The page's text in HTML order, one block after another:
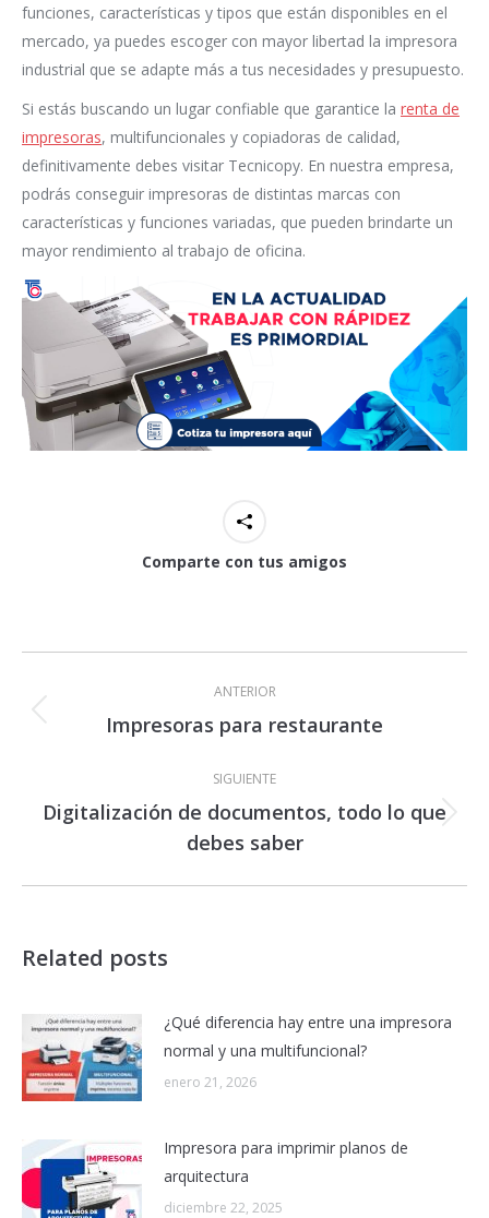
funciones, características y tipos que están disponibles en el
mercado, ya puedes escoger con mayor libertad la impresora
industrial que se adapte más a tus necesidades y presupuesto.
Si estás buscando un lugar confiable que garantice la renta de
impresoras, multifuncionales y copiadoras de calidad,
definitivamente debes visitar Tecnicopy. En nuestra empresa,
podrás conseguir impresoras de distintas marcas con
características y funciones variadas, que pueden brindarte un
mayor rendimiento al trabajo de oficina.
Comparte con tus amigos
Navegación
entre
publicaciones
ANTERIOR
Publicación
Impresoras para restaurante
SIGUIENTE
Publicación
siguiente:
Digitalización de documentos, todo lo que
debes saber
Related posts
¿Qué diferencia hay entre una impresora
normal y una multifuncional?
enero 21, 2026
Impresora para imprimir planos de
arquitectura
diciembre 22, 2025